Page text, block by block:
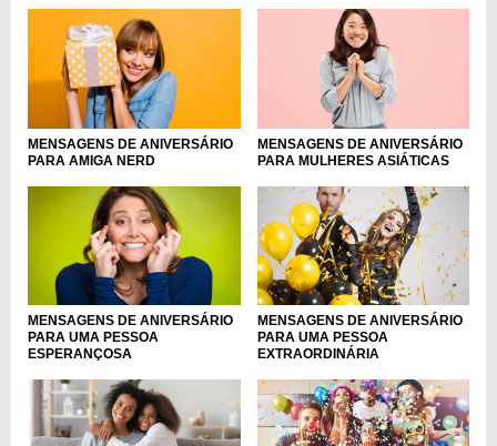
MENSAGENS DE ANIVERSÁRIO
PARA AMIGA NERD
MENSAGENS DE ANIVERSÁRIO
PARA MULHERES ASIÁTICAS
MENSAGENS DE ANIVERSÁRIO
PARA UMA PESSOA
ESPERANÇOSA
MENSAGENS DE ANIVERSÁRIO
PARA UMA PESSOA
EXTRAORDINÁRIA